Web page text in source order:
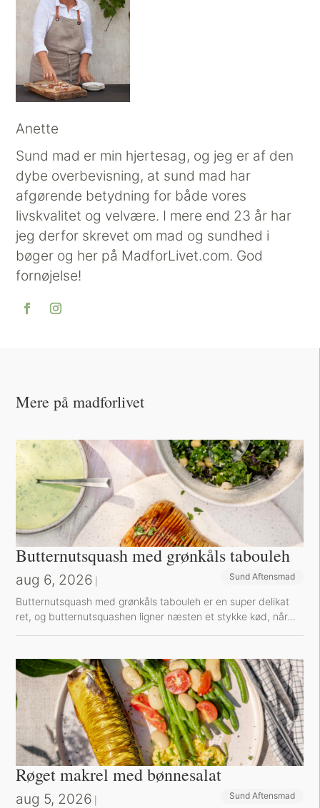
Anette
Sund mad er min hjertesag, og jeg er af den
dybe overbevisning, at sund mad har
afgørende betydning for både vores
livskvalitet og velvære. I mere end 23 år har
jeg derfor skrevet om mad og sundhed i
bøger og her på MadforLivet.com. God
fornøjelse!
Mere på madforlivet
Butternutsquash med grønkåls tabouleh
aug 6, 2026 Sund Aftensmad
Butternutsquash med grønkåls tabouleh er en super delikat
ret, og butternutsquashen ligner næsten et stykke kød, når...
Røget makrel med bønnesalat
aug 5, 2026 Sund Aftensmad